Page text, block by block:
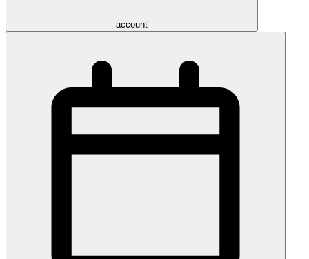
account